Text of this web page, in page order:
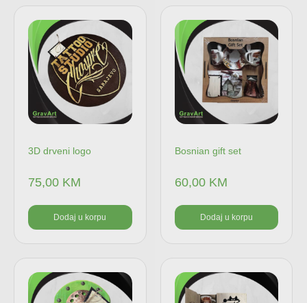
3D drveni logo
75,00 KM
Dodaj u korpu
Bosnian gift set
60,00 KM
Dodaj u korpu